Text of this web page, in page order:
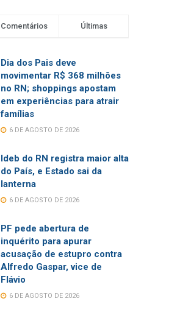
Comentários Últimas
Dia dos Pais deve
movimentar R$ 368 milhões
no RN; shoppings apostam
em experiências para atrair
famílias
6 DE AGOSTO DE 2026
Ideb do RN registra maior alta
do País, e Estado sai da
lanterna
6 DE AGOSTO DE 2026
PF pede abertura de
inquérito para apurar
acusação de estupro contra
Alfredo Gaspar, vice de
Flávio
6 DE AGOSTO DE 2026